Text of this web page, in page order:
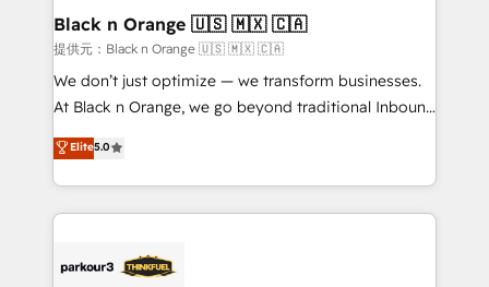
a global consultancy with the care and agility of a
boutique firm. At Triario, we’re big enough to deliver
but small enough to listen. Our Services: HubSpot
implementations & data migration Custom AI agents
Website design Let’s turn your CRM into your growth
engine!
Black n Orange 🇺🇸 🇲🇽 🇨🇦
提供元：Black n Orange 🇺🇸 🇲🇽 🇨🇦
We don’t just optimize — we transform businesses.
At Black n Orange, we go beyond traditional Inbound
Marketing with our exclusive methodologies:
BOOMS and BOOST. Together, they form a powerful
combination that has driven success for over 800
businesses worldwide. As Elite HubSpot Partners, we
strategies that integrate data-driven marketing,
Elite5.0